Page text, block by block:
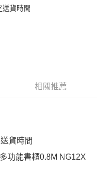
帳頁面顯示為準，若有關於
問，請聯繫「AFTEE先享後付
帳號之用戶狀況，依本公司即
情形，本公司將視審查結果
。若發現惡意使用之情形，
用額度並採取法律行動。
送貨時間
相關推薦
貨時間
功能書櫃0.8M NG12X